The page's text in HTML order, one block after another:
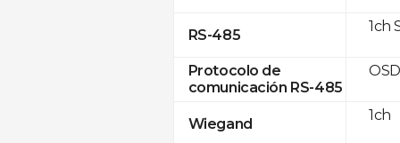
RS-485
Protocolo de
comunicación RS-485
Wiegand
1ch
1ch